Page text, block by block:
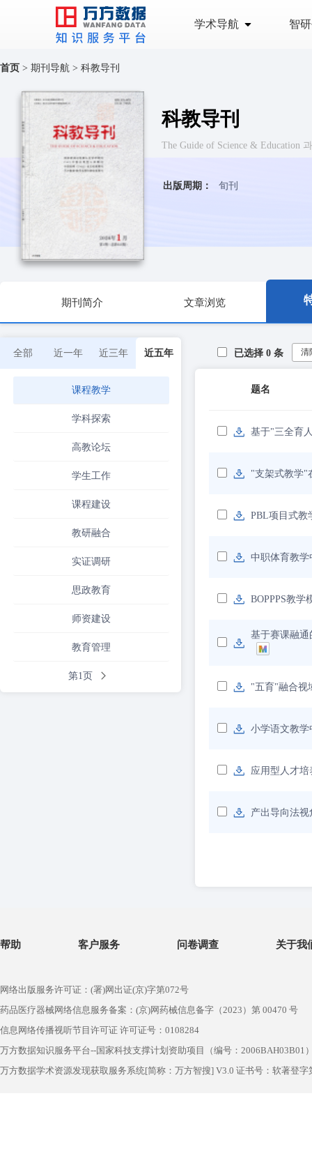
学术导航 智
首页 > 期刊导航 > 科教导刊
科教导刊
The Guide of Science & Education
出版周期： 旬刊
期刊简介 文章浏览
全部 近一年 近三年 近五年
课程教学
学科探索
高教论坛
学生工作
课程建设
教研融合
实证调研
思政教育
师资建设
教育管理
第1页
已选择 0 条 清
题名
基于"三全育
"支架式教学"
PBL项目式教
中职体育教
BOPPPS教
基于赛课融
"五育"融合视
小学语文教
应用型人才
产出导向法
帮助 客户服务 问卷调查 关于我
网络出版服务许可证：(署)网出证(京)字第072号
药品医疗器械网络信息服务备案：(京)网药械信息备字（2023）第 00470 号
信息网络传播视听节目许可证 许可证号：0108284
万方数据知识服务平台--国家科技支撑计划资助项目（编号：2006BAH03B01
万方数据学术资源发现获取服务系统[简称：万方智搜] V3.0 证书号：软著登字